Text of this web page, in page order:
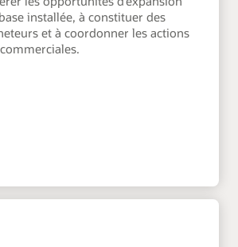
installée, à constituer des
et à coordonner les actions